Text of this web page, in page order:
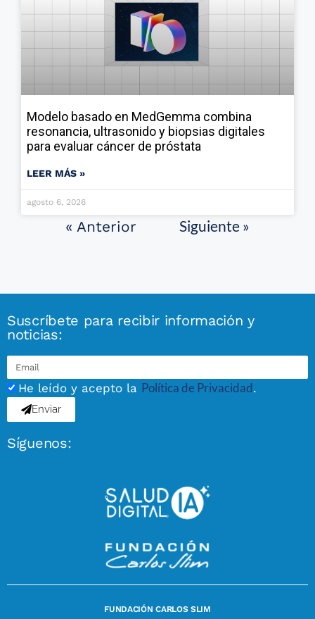
Modelo basado en MedGemma combina
resonancia, ultrasonido y biopsias digitales
para evaluar cáncer de próstata
LEER MÁS »
agosto 6, 2026
« Anterior Siguiente »
Suscríbete para recibir información y
noticias:
He leído y acepto la Política de Privacidad.
Enviar
Síguenos:
FUNDACIÓN CARLOS SLIM